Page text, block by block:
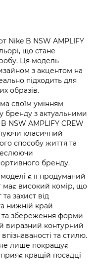
Nike B NSW AMPLIFY
що стане
Ця модель
з акцентом на
підходить для
образів.
своїм умінням
бренду з актуальними
NSW AMPLIFY CREW
класичний
способу життя та
бренду.
є її продуманий
має високий комір, що
захист від
нижній край
та збереження форми
виразний контурний
та стилю.
не лише покращує
кращій посадці